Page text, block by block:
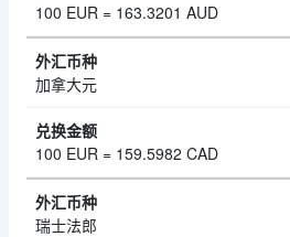
100 EUR = 163.3201 AUD
加拿大元
100 EUR = 159.5982 CAD
瑞士法郎